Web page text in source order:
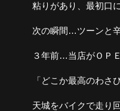
粘りがあり、最初口
次の瞬間…ツーンと
３年前…当店がＯＰ
「どこか最高のわ
天城をバイクで走り